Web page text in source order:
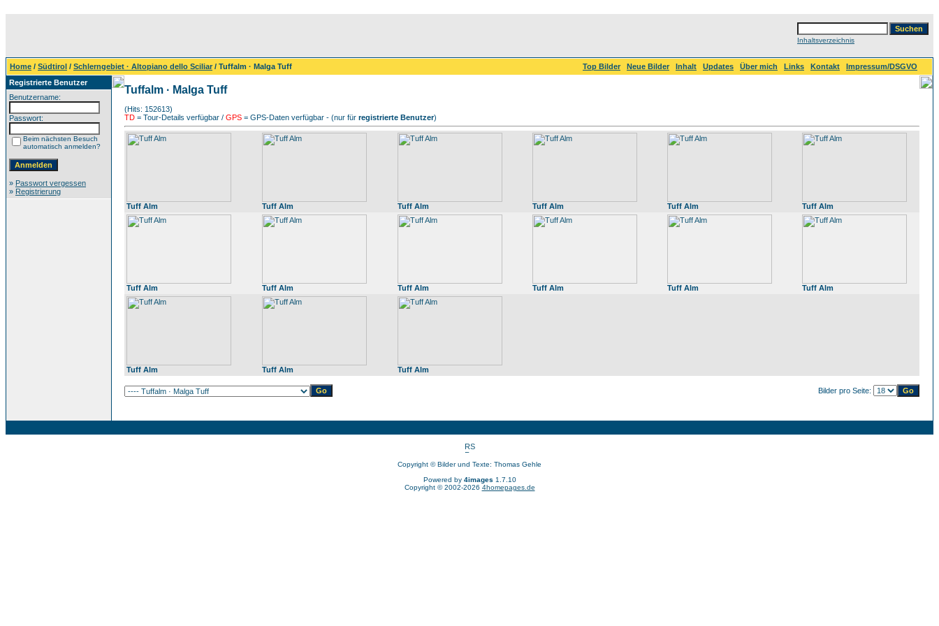
Inhaltsverzeichnis
Home / Südtirol / Schlerngebiet · Altopiano dello Sciliar/ Tuffalm · Malga Tuff Top Bilder Neue Bilder Inhalt Updates Über mich Links Kontakt
Impressum/DSGVO
Registrierte Benutzer
Benutzername:
Passwort:
Beim nächsten Besuch
automatisch anmelden?
» Passwort vergessen
» Registrierung
Tuffalm · Malga Tuff
(Hits: 152613)
TD = Tour-Details verfügbar / GPS = GPS-Daten verfügbar - (nur für registrierte Benutzer)
Tuff Alm Tuff Alm Tuff Alm Tuff Alm Tuff Alm Tuff Alm
Tuff Alm Tuff Alm Tuff Alm Tuff Alm Tuff Alm Tuff Alm
Tuff Alm Tuff Alm Tuff Alm
Bilder pro Seite:
Copyright © Bilder und Texte: Thomas Gehle
Powered by 4images 1.7.10
Copyright © 2002-2026 4homepages.de